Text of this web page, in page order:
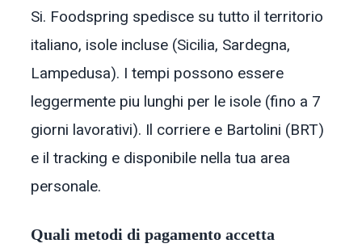
Si. Foodspring spedisce su tutto il territorio
italiano, isole incluse (Sicilia, Sardegna,
Lampedusa). I tempi possono essere
leggermente piu lunghi per le isole (fino a 7
giorni lavorativi). Il corriere e Bartolini (BRT)
e il tracking e disponibile nella tua area
personale.
Quali metodi di pagamento accetta